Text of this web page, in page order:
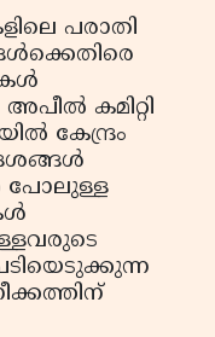
പരാതി
കമിറ്റി
കേന്ദ്രം
പോലുള്ള